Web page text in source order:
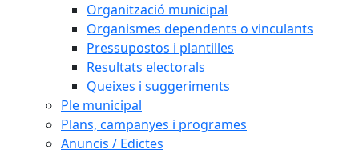
Organització municipal
Organismes dependents o vinculants
Pressupostos i plantilles
Resultats electorals
Queixes i suggeriments
Ple municipal
Plans, campanyes i programes
Anuncis / Edictes